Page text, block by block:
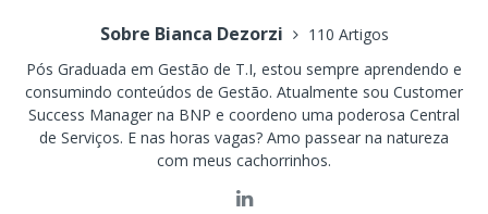
Sobre Bianca Dezorzi
110 Artigos
Pós Graduada em Gestão de T.I, estou sempre aprendendo e
consumindo conteúdos de Gestão. Atualmente sou Customer
Success Manager na BNP e coordeno uma poderosa Central
de Serviços. E nas horas vagas? Amo passear na natureza
com meus cachorrinhos.